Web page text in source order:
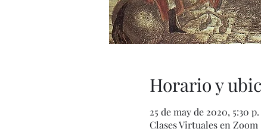
Horario y
25 de may de 2020, 5:30
Clases Virtuales en Zoom